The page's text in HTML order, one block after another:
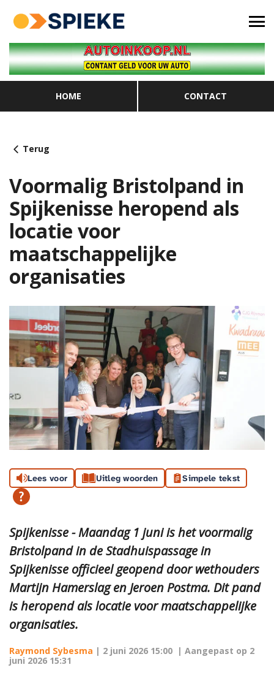
HOME CONTACT
Terug
Voormalig Bristolpand in
Spijkenisse heropend als
locatie voor
maatschappelijke
organisaties
Lees voor Uitleg woorden Simpele tekst
Spijkenisse - Maandag 1 juni is het voormalig
Bristolpand in de Stadhuispassage in
Spijkenisse officieel geopend door wethouders
Martijn Hamerslag en Jeroen Postma. Dit pand
is heropend als locatie voor maatschappelijke
organisaties.
Raymond Sybesma | 2 juni 2026 15:00 | Aangepast op 2
juni 2026 15:31